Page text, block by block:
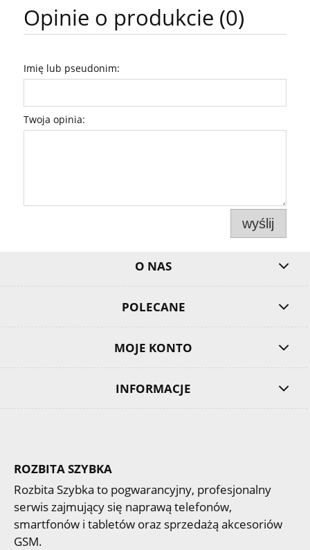
Opinie o produkcie (0)
Imię lub pseudonim:
Twoja opinia:
wyślij
O NAS
POLECANE
MOJE KONTO
INFORMACJE
ROZBITA SZYBKA
Rozbita Szybka to pogwarancyjny, profesjonalny
serwis zajmujący się naprawą telefonów,
smartfonów i tabletów oraz sprzedażą akcesoriów
GSM.